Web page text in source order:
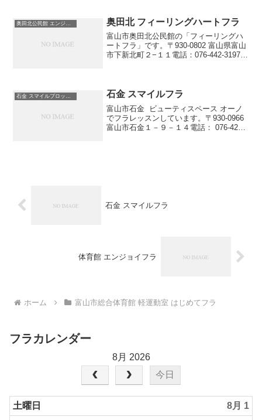
奥田北 フィーリングハートフラ
富山市奥田北公民館の「フィーリングハ
ートフラ」です。〒930-0802 富山県富山
市下新北町２−１１電話：076-442-3197誰
時...
石金 スマイルフラ
富山市石金 ビューティスペース オーノ
でフラレッスンしています。〒930-0966
富山市石金１－９－１４電話： 076-423-
石金 スマイルフラ
体育館 エンジョイフラ
ホーム 富山市総合体育館 軽運動室 はじめてフラ
フラカレンダー
8月 2026
今日
土曜日 8月 1